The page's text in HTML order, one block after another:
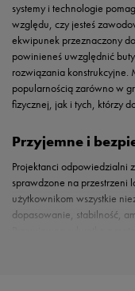
systemy i technologie
względu, czy jesteś
ekwipunek przeznaczony
powinieneś uwzględnić
rozwiązania konstrukcyjne.
popularnością zarówno w
fizycznej, jak i tych, którzy
Przyjemne i
Projektanci odpowiedzialni
sprawdzone na przestrzeni
użytkownikom wszystkie
dopasowanie, stabilność,
w obliczu intensywnego
biegaczom do efektywnej